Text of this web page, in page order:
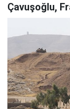
Çavuşoğlu,